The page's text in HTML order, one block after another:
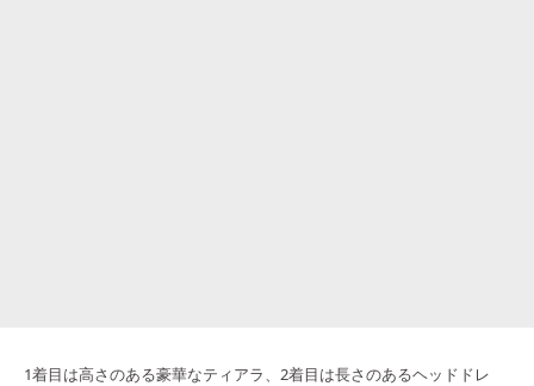
1着目は高さのある豪華なティアラ、2着目は長さのあるヘッドドレ